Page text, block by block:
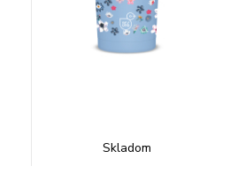
Skladom